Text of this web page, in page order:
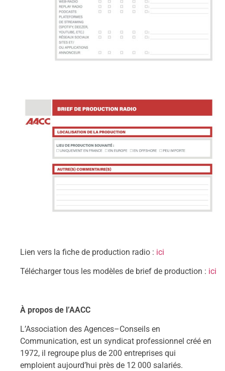
Lien vers la fiche de production radio : ici
Télécharger tous les modèles de brief de production : ici
À propos de l’AACC
L’Association des Agences–Conseils en
Communication, est un syndicat professionnel créé en
1972, il regroupe plus de 200 entreprises qui
emploient aujourd’hui près de 12 000 salariés.